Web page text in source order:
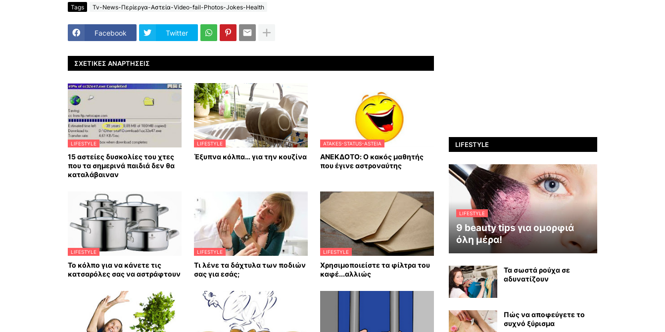
Tags Tv-News-Περίεργα-Αστεία-Video-fail-Photos-Jokes-Health
Facebook Twitter
ΣΧΕΤΙΚΈΣ ΑΝΑΡΤΉΣΕΙΣ
LIFESTYLE
15 αστείες δυσκολίες του χτες
που τα σημερινά παιδιά δεν θα
καταλάβαιναν
LIFESTYLE
Έξυπνα κόλπα… για την κουζίνα
ATAKES-STATUS-ASTEIA
ΑΝΕΚΔΟΤΟ: Ο κακός μαθητής
που έγινε αστροναύτης
LIFESTYLE
Το κόλπο για να κάνετε τις
κατσαρόλες σας να αστράφτουν
LIFESTYLE
Τι λένε τα δάχτυλα των ποδιών
σας για εσάς;
LIFESTYLE
Χρησιμοποιείστε τα φίλτρα του
καφέ...αλλιώς
LIFESTYLE
LIFESTYLE
9 beauty tips για ομορφιά
όλη μέρα!
Τα σωστά ρούχα σε
αδυνατίζουν
Πώς να αποφεύγετε το
συχνό ξύρισμα